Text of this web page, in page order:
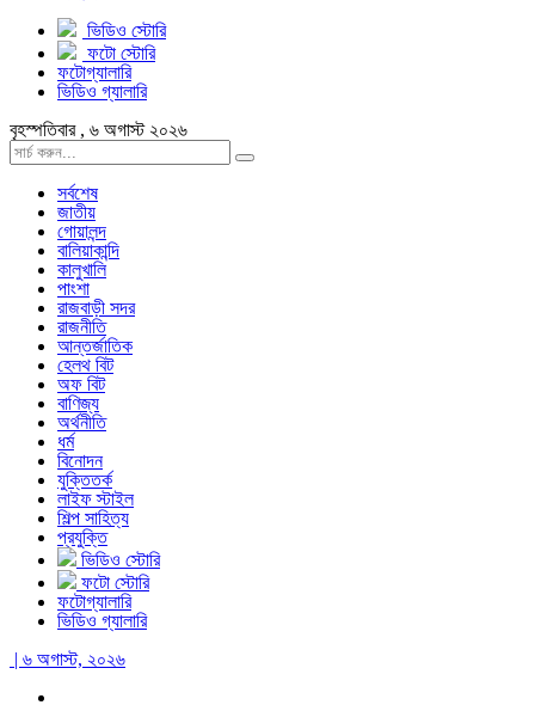
ভিডিও স্টোরি
ফটো স্টোরি
ফটোগ্যালারি
ভিডিও গ্যালারি
বৃহস্পতিবার , ৬ অগাস্ট ২০২৬
সর্বশেষ
জাতীয়
গোয়ালন্দ
বালিয়াকান্দি
কালুখালি
পাংশা
রাজবাড়ী সদর
রাজনীতি
আন্তর্জাতিক
হেলথ বিট
অফ বিট
বাণিজ্য
অর্থনীতি
ধর্ম
বিনোদন
যুক্তিতর্ক
লাইফ স্টাইল
শিল্প সাহিত্য
প্রযুক্তি
ভিডিও স্টোরি
ফটো স্টোরি
ফটোগ্যালারি
ভিডিও গ্যালারি
| ৬ অগাস্ট, ২০২৬